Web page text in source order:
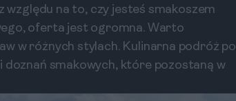
względu na to, czy jesteś smakoszem
oferta jest ogromna. Warto
w różnych stylach. Kulinarna podróż po
doznań smakowych, które pozostaną w